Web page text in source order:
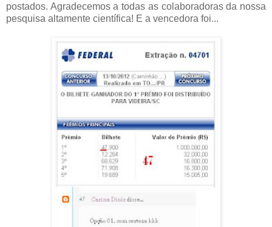
postados. Agradecemos a todas as colaboradoras da nossa
pesquisa altamente científica! E a vencedora foi...